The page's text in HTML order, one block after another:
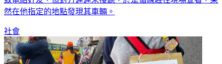
然在他指定的地點發現其車輛。
社會